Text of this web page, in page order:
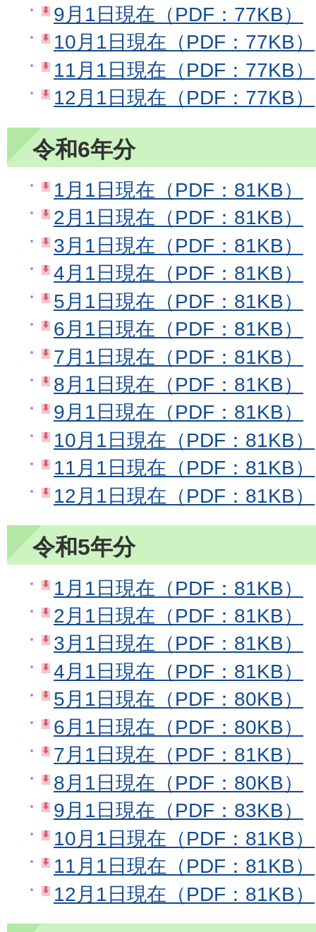
9月1日現在（PDF：77KB）
10月1日現在（PDF：77KB）
11月1日現在（PDF：77KB）
12月1日現在（PDF：77KB）
令和6年分
1月1日現在（PDF：81KB）
2月1日現在（PDF：81KB）
3月1日現在（PDF：81KB）
4月1日現在（PDF：81KB）
5月1日現在（PDF：81KB）
6月1日現在（PDF：81KB）
7月1日現在（PDF：81KB）
8月1日現在（PDF：81KB）
9月1日現在（PDF：81KB）
10月1日現在（PDF：81KB）
11月1日現在（PDF：81KB）
12月1日現在（PDF：81KB）
令和5年分
1月1日現在（PDF：81KB）
2月1日現在（PDF：81KB）
3月1日現在（PDF：81KB）
4月1日現在（PDF：81KB）
5月1日現在（PDF：80KB）
6月1日現在（PDF：80KB）
7月1日現在（PDF：81KB）
8月1日現在（PDF：80KB）
9月1日現在（PDF：83KB）
10月1日現在（PDF：81KB）
11月1日現在（PDF：81KB）
12月1日現在（PDF：81KB）